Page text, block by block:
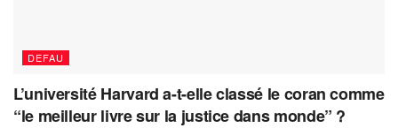
DEFAU
L’université Harvard a-t-elle classé le coran comme
“le meilleur livre sur la justice dans monde” ?